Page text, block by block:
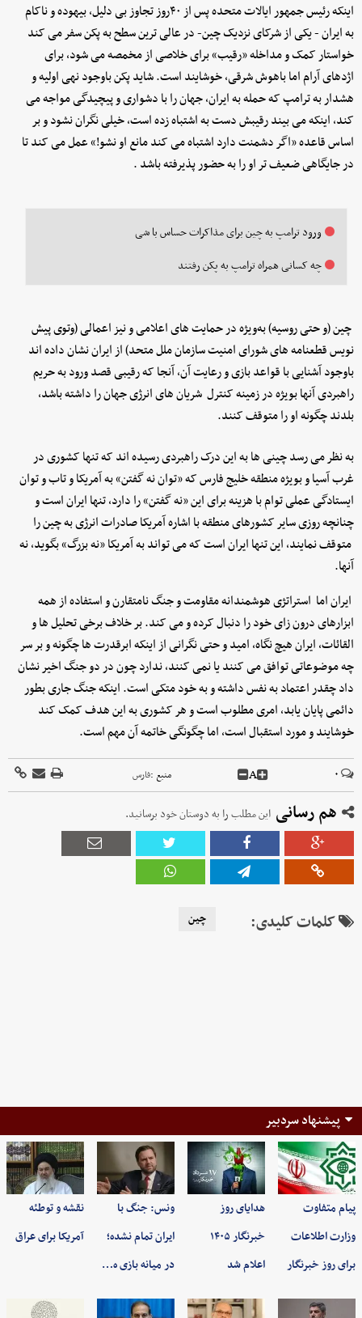
اینکه رئیس جمهور ایالات متحده پس از ۴۰روز تجاوز بی دلیل، بیهوده و ناکام
به ایران - یکی از شرکای نزدیک چین- در عالی ترین سطح به پکن سفر می کند
خواستار کمک و مداخله «رقیب» برای خلاصی از مخمصه می شود، برای
اژدهای آرام اما باهوش شرقی، خوشایند است. شاید پکن باوجود نهی اولیه و
هشدار به ترامپ که حمله به ایران، جهان را با دشواری و پیچیدگی مواجه می
کند، اینکه می بیند رقیبش دست به اشتباه زده است، خیلی نگران نشود و بر
اساس قاعده «اگر دشمنت دارد اشتباه می کند مانع او نشو!» عمل می کند تا
در جایگاهی ضعیف تر او را به حضور پذیرفته باشد .
ورود ترامپ به چین برای مذاکرات حساس با شی
چه کسانی همراه ترامپ به پکن رفتند
چین (و حتی روسیه) به‌ویژه در حمایت های اعلامی و نیز اعمالی (وتوی پیش
نویس قطعنامه های شورای امنیت سازمان ملل متحد) از ایران نشان داده اند
باوجود آشنایی با قواعد بازی و رعایت آن، آنجا که رقیبی قصد ورود به حریم
راهبردی آنها بویژه در زمینه کنترل شریان های انرژی جهان را داشته باشد،
بلدند چگونه او را متوقف کنند.
به نظر می رسد چینی ها به این درک راهبردی رسیده اند که تنها کشوری در
غرب آسیا و بویژه منطقه خلیج فارس که «توان نه گفتن» به آمریکا و تاب و توان
ایستادگی عملی توام با هزینه برای این «نه گفتن» را دارد، تنها ایران است و
چنانچه روزی سایر کشورهای منطقه با اشاره آمریکا صادرات انرژی به چین را
متوقف نمایند، این تنها ایران است که می تواند به آمریکا «نه بزرگ» بگوید، نه
آنها.
ایران اما استراتژی هوشمندانه مقاومت و جنگ نامتقارن و استفاده از همه
ابزارهای درون زای خود را دنبال کرده و می کند. بر خلاف برخی تحلیل ها و
القائات، ایران هیچ نگاه، امید و حتی نگرانی از اینکه ابرقدرت ها چگونه و بر سر
چه موضوعاتی توافق می کنند یا نمی کنند، ندارد چون در دو جنگ اخیر نشان
داد چقدر اعتماد به نفس داشته و به خود متکی است. اینکه جنگ جاری بطور
دائمی پایان یابد، امری مطلوب است و هر کشوری به این هدف کمک کند
خوشایند و مورد استقبال است، اما چگونگی خاتمه آن مهم است.
۰ A منبع :فارس
هم رسانی این مطلب را به دوستان خود برسانید.
کلمات کلیدی: چین
پیشنهاد سردبیر
پیام متفاوت
وزارت اطلاعات
برای روز خبرنگار
هدایای روز
خبرنگار ۱۴۰۵
اعلام شد
ونس: جنگ با
ایران تمام نشده؛
در میانه بازی ه…
نقشه و توطئه
آمریکا برای عراق